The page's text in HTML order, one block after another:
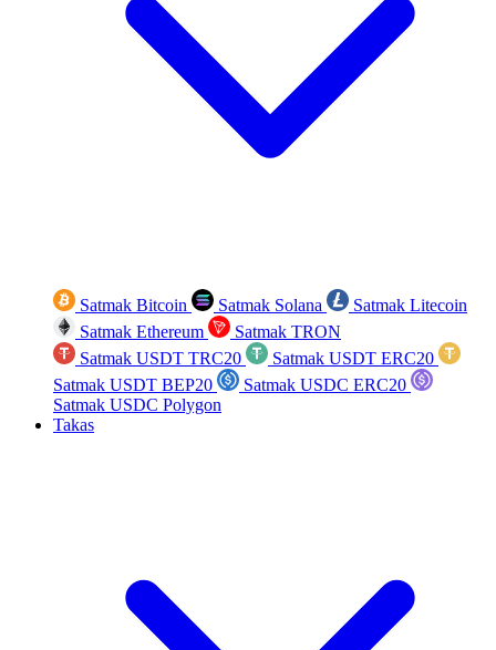
Satmak Bitcoin Satmak Solana
Satmak Litecoin
Satmak Ethereum
Satmak TRON
Satmak USDT TRC20
Satmak USDT ERC20
Satmak USDT BEP20
Satmak USDC ERC20
Satmak USDC Polygon
Takas